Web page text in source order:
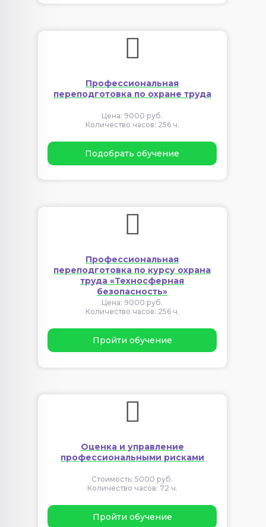
Профессиональная
переподготовка по охране труда
Цена: 9000 руб.
Количество часов: 256 ч.
Подобрать обучение
Профессиональная
переподготовка по курсу охрана
труда «Техносферная
безопасность»
Цена: 9000 руб.
Количество часов: 256 ч.
Пройти обучение
Оценка и управление
профессиональными рисками
Стоимость: 5000 руб.
Количество часов: 72 ч.
Пройти обучение